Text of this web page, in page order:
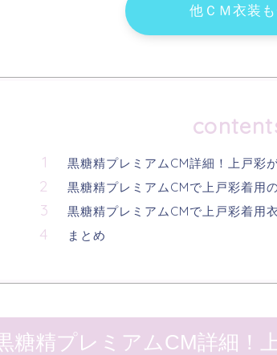
他ＣＭ衣装
黒糖精プレミアムCM詳細！上戸彩
黒糖精プレミアムCMで上戸彩着用
黒糖精プレミアムCMで上戸彩着用
まとめ
糖精プレミアムCM詳細！